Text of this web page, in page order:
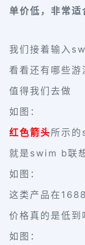
单价低，非常适
我们接着输入
看看还有哪些游
值得我们去做
如图：
红色箭头所示
就是swim b联
如图：
这类产品在
价格真的是低到
如图：